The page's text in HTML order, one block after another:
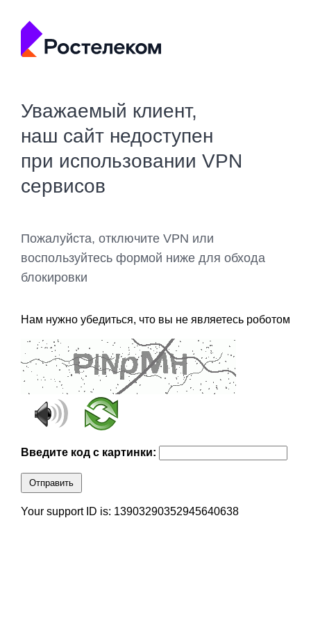
Уважаемый клиент,
наш сайт недоступен
при использовании VPN
сервисов
Пожалуйста, отключите VPN или
воспользуйтесь формой ниже для обхода
блокировки
Нам нужно убедиться, что вы не являетесь роботом
Введите код с картинки:
Отправить
Your support ID is: 13903290352945640638